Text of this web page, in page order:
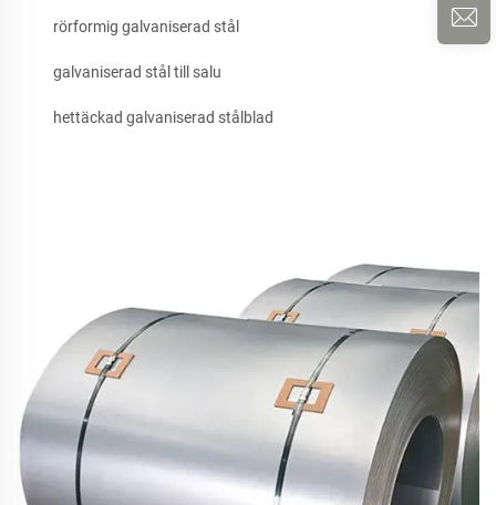
rörformig galvaniserad stål
galvaniserad stål till salu
hettäckad galvaniserad stålblad